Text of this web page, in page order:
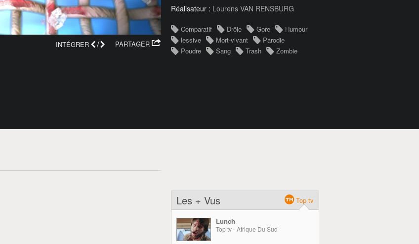
PARTAGER
INTÉGRER /
Réalisateur : Lourens VAN RENSBURG
Comparatif Drôle Gore
Humour
lessive
Mort-vivant
Parodie
Poudre
Sang Trash Zombie
Les + Vus Top tv
Lunch
Top tv - Afrique Du Sud